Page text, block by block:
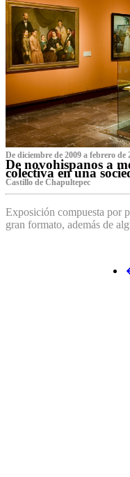
De diciembre de 2009 a febrero de
De novohispanos a
colectiva en una
Castillo de Chapultepec
Exposición compuesta por
gran formato, además de